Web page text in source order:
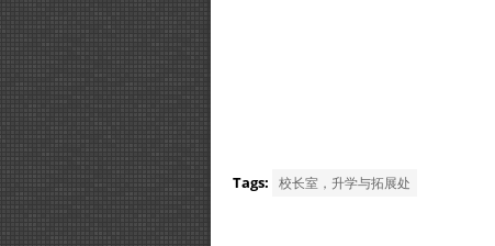
Tags: 校长室，升学与拓展处